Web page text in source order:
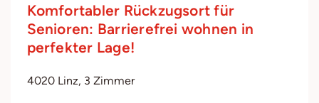
Komfortabler Rückzugsort für
Senioren: Barrierefrei wohnen in
perfekter Lage!
4020 Linz, 3 Zimmer